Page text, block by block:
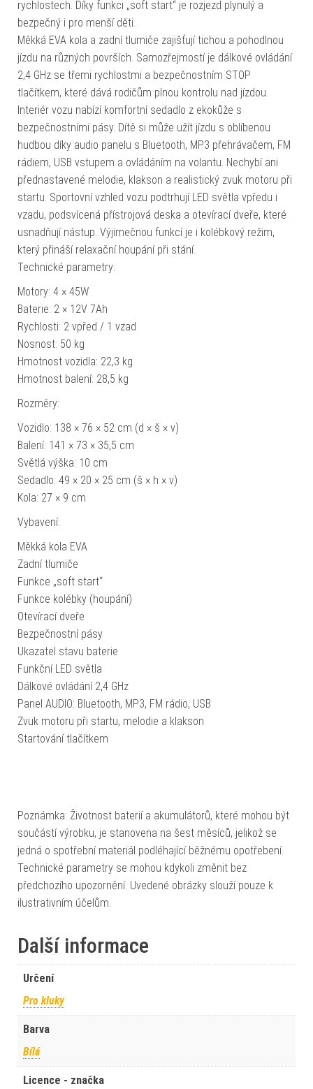
rychlostech. Díky funkci „soft start“ je rozjezd plynulý a
bezpečný i pro menší děti.
Měkká EVA kola a zadní tlumiče zajišťují tichou a pohodlnou
jízdu na různých površích. Samozřejmostí je dálkové ovládání
2,4 GHz se třemi rychlostmi a bezpečnostním STOP
tlačítkem, které dává rodičům plnou kontrolu nad jízdou.
Interiér vozu nabízí komfortní sedadlo z ekokůže s
bezpečnostními pásy. Dítě si může užít jízdu s oblíbenou
hudbou díky audio panelu s Bluetooth, MP3 přehrávačem, FM
rádiem, USB vstupem a ovládáním na volantu. Nechybí ani
přednastavené melodie, klakson a realistický zvuk motoru při
startu. Sportovní vzhled vozu podtrhují LED světla vpředu i
vzadu, podsvícená přístrojová deska a otevírací dveře, které
usnadňují nástup. Výjimečnou funkcí je i kolébkový režim,
který přináší relaxační houpání při stání.
Technické parametry:
Motory: 4 × 45W
Baterie: 2 × 12V 7Ah
Rychlosti: 2 vpřed / 1 vzad
Nosnost: 50 kg
Hmotnost vozidla: 22,3 kg
Hmotnost balení: 28,5 kg
Rozměry:
Vozidlo: 138 × 76 × 52 cm (d × š × v)
Balení: 141 × 73 × 35,5 cm
Světlá výška: 10 cm
Sedadlo: 49 × 20 × 25 cm (š × h × v)
Kola: 27 × 9 cm
Vybavení:
Měkká kola EVA
Zadní tlumiče
Funkce „soft start“
Funkce kolébky (houpání)
Otevírací dveře
Bezpečnostní pásy
Ukazatel stavu baterie
Funkční LED světla
Dálkové ovládání 2,4 GHz
Panel AUDIO: Bluetooth, MP3, FM rádio, USB
Zvuk motoru při startu, melodie a klakson
Startování tlačítkem
Poznámka: Životnost baterií a akumulátorů, které mohou být
součástí výrobku, je stanovena na šest měsíců, jelikož se
jedná o spotřební materiál podléhající běžnému opotřebení.
Technické parametry se mohou kdykoli změnit bez
předchozího upozornění. Uvedené obrázky slouží pouze k
ilustrativním účelům.
Další informace
Určení
Pro kluky
Barva
Bílá
Licence - značka